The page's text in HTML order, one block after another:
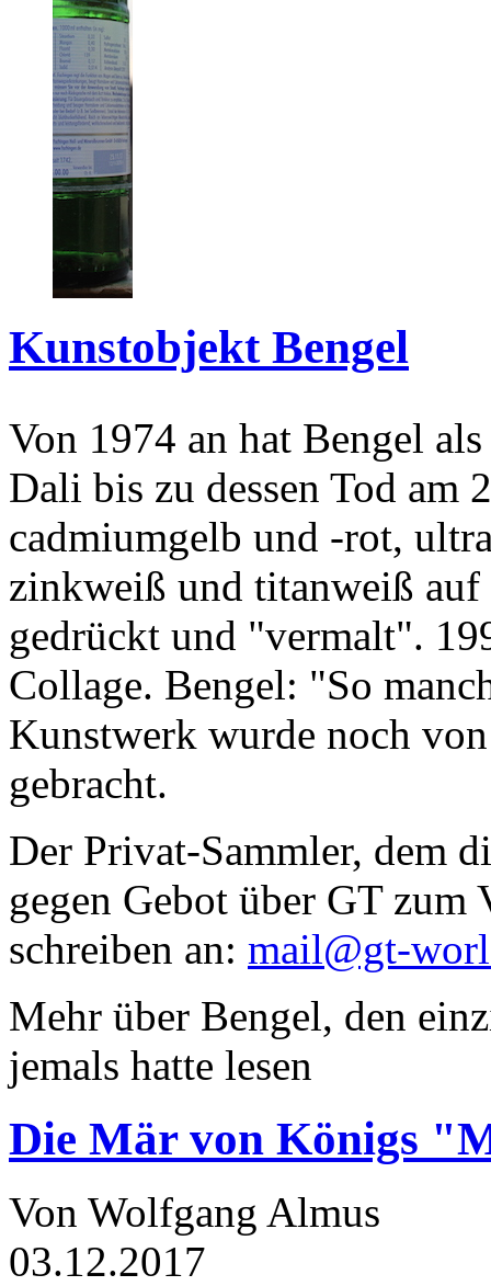
Kunstobjekt Bengel
Von 1974 an hat Bengel
Dali bis zu dessen Tod am
cadmiumgelb und -rot,
zinkweiß und titanweiß
gedrückt und "vermalt".
Collage. Bengel: "So
Kunstwerk wurde noch
gebracht.
Der Privat-Sammler, dem
gegen Gebot über GT zum
schreiben an: mail@gt-
Mehr über Bengel, den
jemals hatte lesen
Die Mär von Königs
Von Wolfgang Almus
03.12.2017